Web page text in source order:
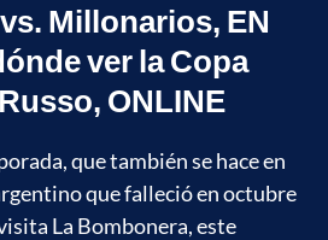
Millonarios, EN
ver la Copa
ONLINE
que también se hace en
que falleció en octubre
La Bombonera, este